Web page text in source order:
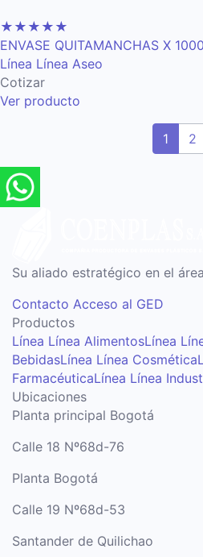
★ ★ ★ ★ ★
ENVASE QUITAMANCHAS X
Línea Línea Aseo
Cotizar
Ver producto
1 2
Su aliado estratégico en el
Contacto Acceso al GED
Productos
Línea Línea AlimentosLínea
BebidasLínea Línea Cosmética
FarmacéuticaLínea Línea
Ubicaciones
Planta principal Bogotá
Calle 18 Nº68d-76
Planta Bogotá
Calle 19 Nº68d-53
Santander de Quilichao